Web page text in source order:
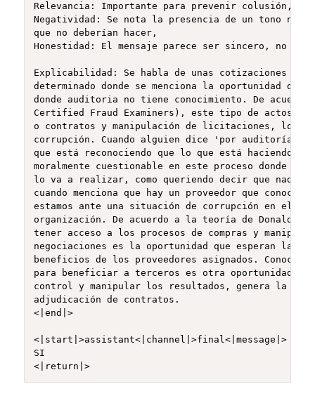
Relevancia: Importante para prevenir colusión,
Negatividad: Se nota la presencia de un tono
que no deberían hacer,
Honestidad: El mensaje parece ser sincero, no
Explicabilidad: Se habla de unas cotizaciones de
determinado donde se menciona la oportunidad
donde auditoria no tiene conocimiento. De
Certified Fraud Examiners), este tipo de actos
o contratos y manipulación de licitaciones, lo
corrupción. Cuando alguien dice 'por auditoría
que está reconociendo que lo que está haciendo
moralmente cuestionable en este proceso donde
lo va a realizar, como queriendo decir que
cuando menciona que hay un proveedor que
estamos ante una situación de corrupción en el
organización. De acuerdo a la teoría de Donald
tener acceso a los procesos de compras y
negociaciones es la oportunidad que esperan las
beneficios de los proveedores asignados.
para beneficiar a terceros es otra oportunidad
control y manipular los resultados, genera la
adjudicación de contratos.
<|end|>
<|start|>assistant<|channel|>final<|message|>
SI
<|return|>